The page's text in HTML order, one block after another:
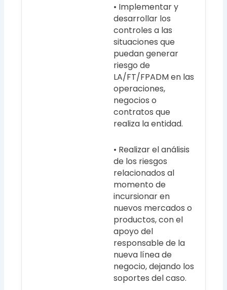
• Implementar y
desarrollar los
controles a las
situaciones que
puedan generar
riesgo de
LA/FT/FPADM en las
operaciones,
negocios o
contratos que
realiza la entidad.
• Realizar el análisis
de los riesgos
relacionados al
momento de
incursionar en
nuevos mercados o
productos, con el
apoyo del
responsable de la
nueva línea de
negocio, dejando los
soportes del caso.